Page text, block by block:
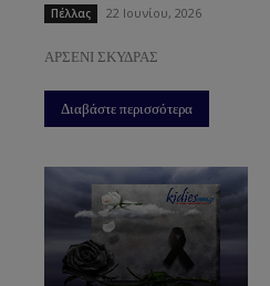
Πέλλας 22 Ιουνίου, 2026
ΑΡΣΕΝΙ ΣΚΥΔΡΑΣ
Διαβάστε περισσότερα